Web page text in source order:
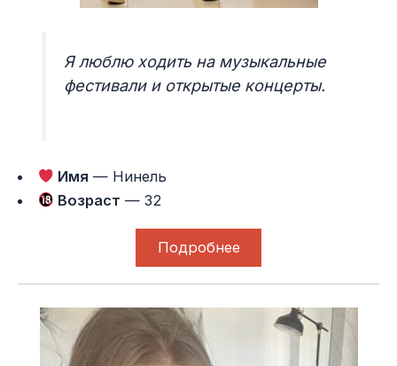
Я люблю ходить на музыкальные
фестивали и открытые концерты.
Имя — Нинель
Возраст — 32
Подробнее